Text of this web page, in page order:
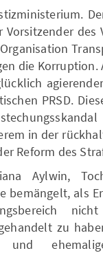
des
die
PRSD.
in der
Reform des
Aylwin,
bemängelt, als
zu